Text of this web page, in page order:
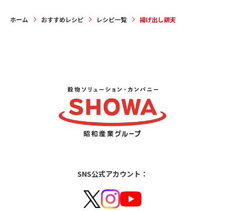
ホーム おすすめレシピ レシピ一覧 揚げ出し鶏天
SNS公式アカウント：